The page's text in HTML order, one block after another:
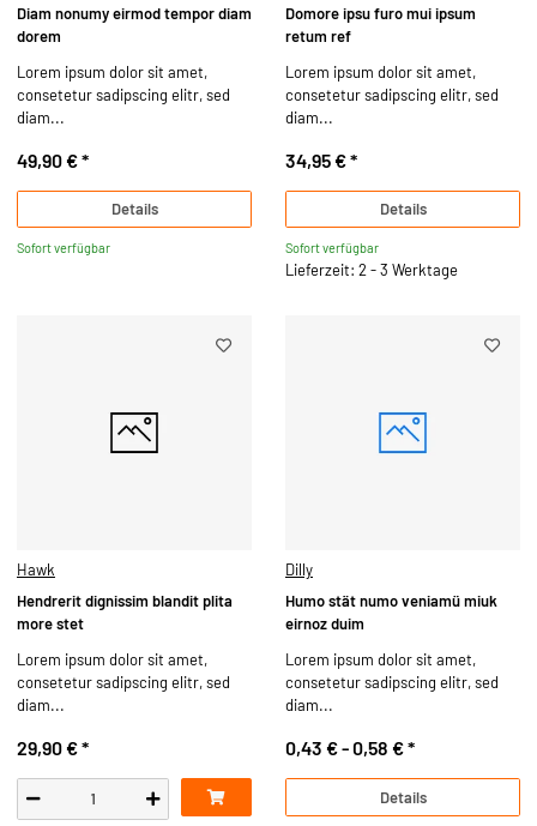
Diam nonumy eirmod tempor diam
dorem
Lorem ipsum dolor sit amet,
consetetur sadipscing elitr, sed
diam...
49,90 €*
Details
Sofort verfügbar
Domore ipsu furo mui ipsum
retum ref
Lorem ipsum dolor sit amet,
consetetur sadipscing elitr, sed
diam...
34,95 €*
Details
Sofort verfügbar
Lieferzeit: 2 - 3 Werktage
Hawk
Hendrerit dignissim blandit plita
more stet
Lorem ipsum dolor sit amet,
consetetur sadipscing elitr, sed
diam...
29,90 €*
Dilly
Humo stät numo veniamü miuk
eirnoz duim
Lorem ipsum dolor sit amet,
consetetur sadipscing elitr, sed
diam...
0,43 € -0,58 €*
Details